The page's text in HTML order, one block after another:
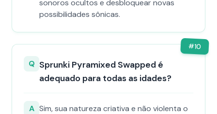
sonoros ocultos e desbloquear novas
possibilidades sônicas.
#10
Q Sprunki Pyramixed Swapped é
adequado para todas as idades?
A Sim, sua natureza criativa e não violenta o